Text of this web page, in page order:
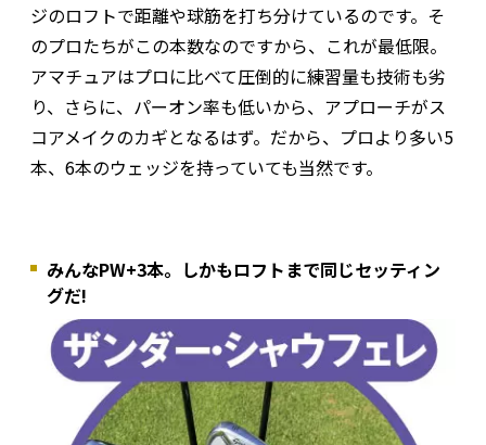
ジのロフトで距離や球筋を打ち分けているのです。そ
のプロたちがこの本数なのですから、これが最低限。
アマチュアはプロに比べて圧倒的に練習量も技術も劣
り、さらに、パーオン率も低いから、アプローチがス
コアメイクのカギとなるはず。だから、プロより多い5
本、6本のウェッジを持っていても当然です。
みんなPW+3本。しかもロフトまで同じセッティン
グだ!